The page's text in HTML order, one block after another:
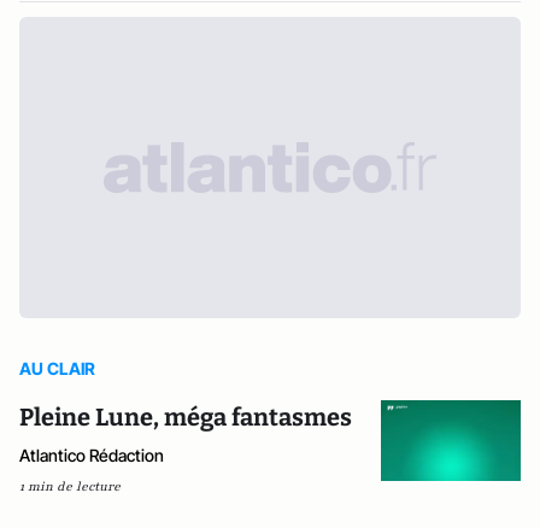
AU CLAIR
Pleine Lune, méga fantasmes
Atlantico Rédaction
1 min de lecture